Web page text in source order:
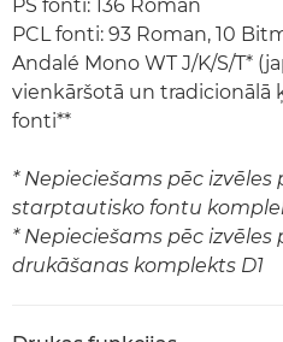
PS fonti: 136 Roman
PCL fonti: 93 Roman, 10
Andalé Mono WT J/K/S/T*
vienkāršotā un tradicionālā
fonti**
* Nepieciešams pēc izvēles
starptautisko fontu
* Nepieciešams pēc
drukāšanas komplekts D1